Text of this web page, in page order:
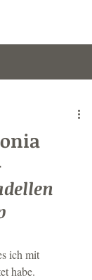
ich mit
habe.